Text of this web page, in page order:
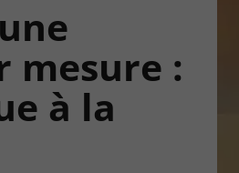
mesure :
à la